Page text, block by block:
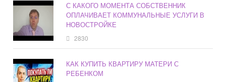
С КАКОГО МОМЕНТА СОБСТВЕННИК
ОПЛАЧИВАЕТ КОММУНАЛЬНЫЕ УСЛУГИ В
НОВОСТРОЙКЕ
2830
КАК КУПИТЬ КВАРТИРУ МАТЕРИ С
РЕБЕНКОМ